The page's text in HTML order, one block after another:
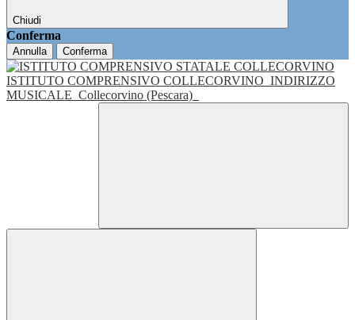
Chiudi
Conferma
Annulla Conferma
ISTITUTO COMPRENSIVO COLLECORVINO INDIRIZZO
MUSICALE Collecorvino (Pescara)